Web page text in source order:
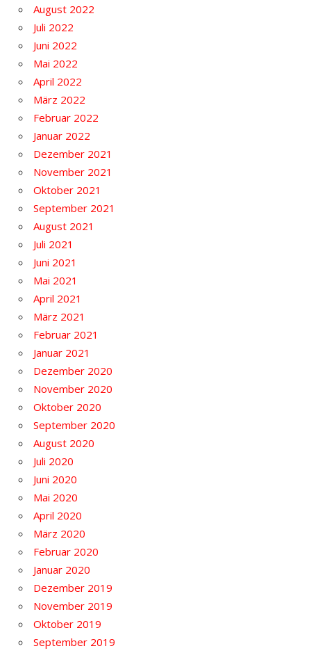
August 2022
Juli 2022
Juni 2022
Mai 2022
April 2022
März 2022
Februar 2022
Januar 2022
Dezember 2021
November 2021
Oktober 2021
September 2021
August 2021
Juli 2021
Juni 2021
Mai 2021
April 2021
März 2021
Februar 2021
Januar 2021
Dezember 2020
November 2020
Oktober 2020
September 2020
August 2020
Juli 2020
Juni 2020
Mai 2020
April 2020
März 2020
Februar 2020
Januar 2020
Dezember 2019
November 2019
Oktober 2019
September 2019